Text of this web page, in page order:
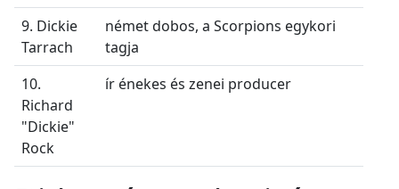
9. Dickie
Tarrach
német dobos, a Scorpions egykori
tagja
10.
Richard
"Dickie"
Rock
ír énekes és zenei producer